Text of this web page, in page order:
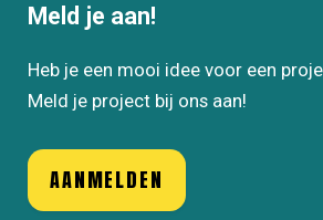
Meld je aan!
Heb je een mooi idee voor een
Meld je project bij ons aan!
AANMELDEN